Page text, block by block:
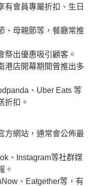
有會員專屬折扣、生日
、母親節等，餐廳常推
祭出優惠吸引顧客。
港店開幕期間曾推出多
、Uber Eats 等
折扣。
方網站，通常會公佈最
、Instagram等社群媒
。
、Eatgether等，有